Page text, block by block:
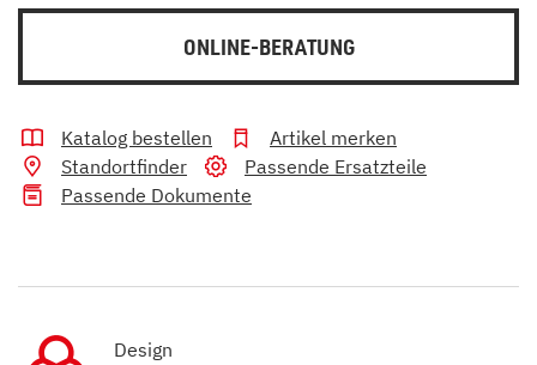
ONLINE-BERATUNG
Katalog bestellen
Artikel merken
Standortfinder
Passende Ersatzteile
Passende Dokumente
Design